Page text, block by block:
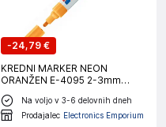
-24,79 €
KREDNI MARKER NEON
ORANŽEN E-4095 2-3mm
EDDING
Na voljo v 3-6 delovnih dneh
Prodajalec Electronics Emporium